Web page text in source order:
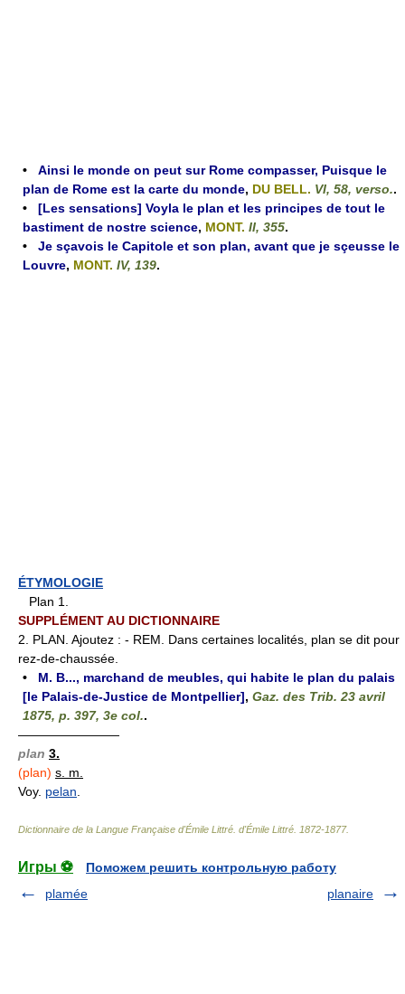
• Ainsi le monde on peut sur Rome compasser, Puisque le
plan de Rome est la carte du monde, DU BELL. VI, 58, verso..
• [Les sensations] Voyla le plan et les principes de tout le
bastiment de nostre science, MONT. II, 355.
• Je sçavois le Capitole et son plan, avant que je sçeusse le
Louvre, MONT. IV, 139.
ÉTYMOLOGIE
Plan 1.
SUPPLÉMENT AU DICTIONNAIRE
2. PLAN. Ajoutez : - REM. Dans certaines localités, plan se dit pour
rez-de-chaussée.
• M. B..., marchand de meubles, qui habite le plan du palais
[le Palais-de-Justice de Montpellier], Gaz. des Trib. 23 avril
1875, p. 397, 3e col..
————————
plan 3.
(plan) s. m.
Voy. pelan
Dictionnaire de la Langue Française d'Émile Littré d'Émile Littré 1872-1877.
Игры ⚽
Поможем решить контрольную работу
plamée
planaire